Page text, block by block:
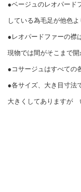
●ベージュのレオパード
している為毛足が他色よ
●レオパードファーの襟
現物では間がそこまで
●コサージュはすべての
●各サイズ、大き目寸法
大きくしてありますが